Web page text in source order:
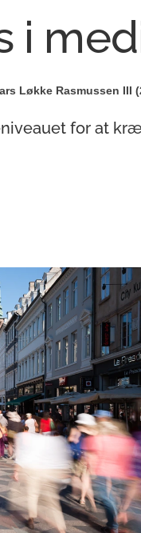
i
Løkke Rasmussen III
for at